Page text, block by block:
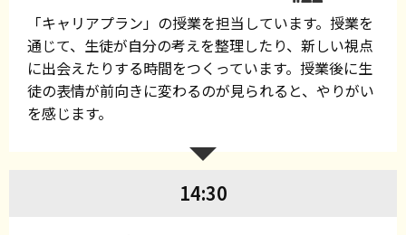
「キャリアプラン」の授業を担当しています。授業を
通じて、生徒が自分の考えを整理したり、新しい視点
に出会えたりする時間をつくっています。授業後に生
徒の表情が前向きに変わるのが見られると、やりがい
を感じます。
14:30